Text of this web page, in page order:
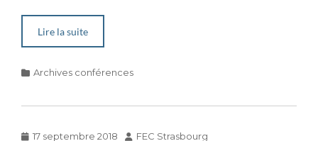
Lire la suite
Categories
Archives conférences
Posted
17 septembre 2018 Author
FEC Strasbourg